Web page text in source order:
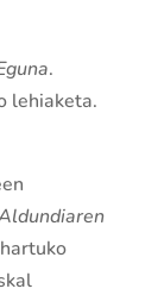
.
lehiaketa.